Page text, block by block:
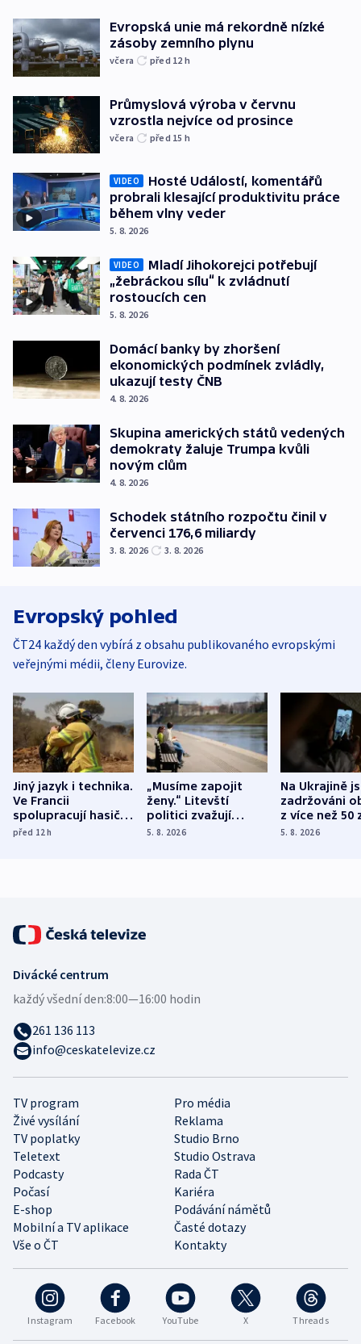
Evropská unie má rekordně nízké
zásoby zemního plynu
včera před 12 h
Průmyslová výroba v červnu
vzrostla nejvíce od prosince
včera před 15 h
VIDEO
Hosté Událostí, komentářů
probrali klesající produktivitu práce
během vlny veder
5. 8. 2026
VIDEO
Mladí Jihokorejci potřebují
„žebráckou sílu“ k zvládnutí
rostoucích cen
5. 8. 2026
Domácí banky by zhoršení
ekonomických podmínek zvládly,
ukazují testy ČNB
4. 8. 2026
Skupina amerických států vedených
demokraty žaluje Trumpa kvůli
novým clům
4. 8. 2026
Schodek státního rozpočtu činil v
červenci 176,6 miliardy
3. 8. 2026 3. 8. 2026
Evropský pohled
ČT24 každý den vybírá z obsahu publikovaného evropskými
veřejnými médii, členy Eurovize.
Jiný jazyk i technika.
Ve Francii
spolupracují hasiči z
různých zemí
před 12h
„Musíme zapojit
ženy.“ Litevští
politici zvažují
dohodu o
5. 8. 2026
Na Ukrajině
zadržováni
z více než 50
Bojovali na
5. 8. 2026
Instagram Facebook YouTube X Threads
TV program
Pro média
Živé vysílání
Reklama
TV poplatky
Studio Brno
Teletext
Studio Ostrava
Podcasty
Rada ČT
Počasí
Kariéra
E-shop
Podávání námětů
Mobilní a TV aplikace
Časté dotazy
Vše o ČT
Kontakty
Divácké centrum
každý všední den:8:00—16:00 hodin
261 136 113
info@ceskatelevize.cz